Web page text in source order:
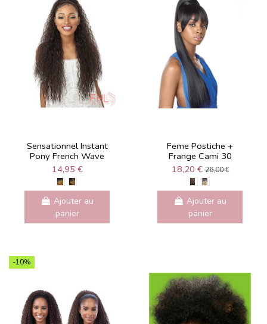
Sensationnel Instant
Pony French Wave
14,95 €
Ajouter au
panier
Feme Postiche +
Frange Cami 30
18,20 €26,00 €
Ajouter au
panier
-10%